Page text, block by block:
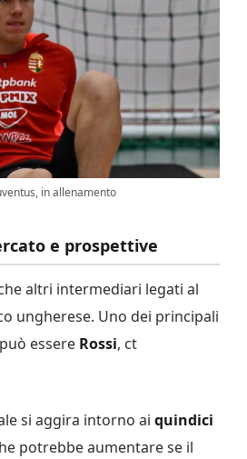
in allenamento
e prospettive
altri intermediari legati al
ungherese. Uno dei principali
essere Rossi, ct
si aggira intorno ai quindici
potrebbe aumentare se il